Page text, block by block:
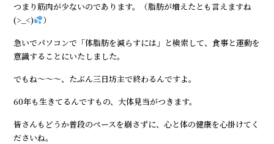
つまり筋肉が少ないのであります。（脂肪が増えたとも言えますね
(>_<)
）
急いでパソコンで「体脂肪を減らすには」と検索して、食事と運動を
意識することにいたしました。
でもね～～～、たぶん三日坊主で終わるんですよ。
60年も生きてるんですもの、大体見当がつきます。
皆さんもどうか普段のペースを崩さずに、心と体の健康を心掛けてく
ださいね。